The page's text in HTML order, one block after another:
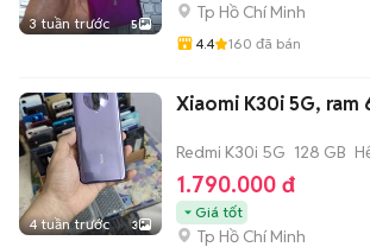
3 tuần trước 5
Tp Hồ Chí Minh
4.4 160 đã bán
4 tuần trước 3
Xiaomi K30i 5G, ram
Redmi K30i 5G 128 GB
1.790.000 đ
Giá tốt
Tp Hồ Chí Minh